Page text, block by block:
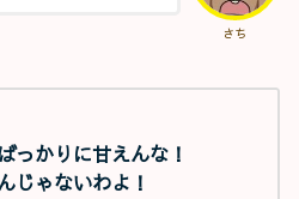
さち
っかりに甘えんな！
じゃないわよ！